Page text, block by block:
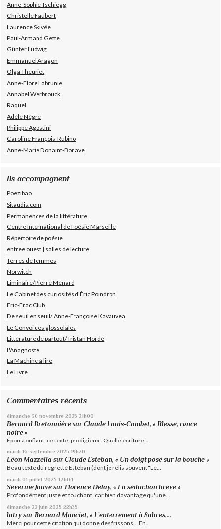
Anne-Sophie Tschiegg
Christelle Faubert
Laurence Skivée
Paul-Armand Gette
Günter Ludwig
Emmanuel Aragon
Olga Theuriet
Anne-Flore Labrunie
Annabel Werbrouck
Raquel
Adèle Nègre
Philippe Agostini
Caroline François-Rubino
Anne-Marie Donaint-Bonave
Ils accompagnent
Poezibao
Sitaudis.com
Permanences de la littérature
Centre International de Poésie Marseille
Répertoire de poésie
entree ouest | salles de lecture
Terres de femmes
Norwitch
Liminaire/Pierre Ménard
Le Cabinet des curiosités d'Éric Poindron
Fric-Frac Club
De seuil en seuil/ Anne-Françoise Kavauvea
Le Convoi des glossolales
Littérature de partout/Tristan Hordé
L'Anagnoste
La Machine à lire
Le Livre
Commentaires récents
dimanche 30 novembre 2025 21h00
Bernard Bretonnière surClaude Louis-Combet, « Blesse, ronce
noire »
Époustouflant, ce texte, prodigieux,. Quelle écriture,...
mardi 16 septembre 2025 19h20
Léon Mazzella surClaude Esteban, « Un doigt posé sur la bouche »
Beau texte du regretté Esteban (dont je relis souvent "Le...
mardi 01 juillet 2025 17h04
Séverine Jouve surFlorence Delay, « La séduction brève »
Profondément juste et touchant, car bien davantage qu'une...
dimanche 22 juin 2025 22h35
latry surBernard Manciet, « L’enterrement à Sabres,...
Merci pour cette citation qui donne des frissons... En...